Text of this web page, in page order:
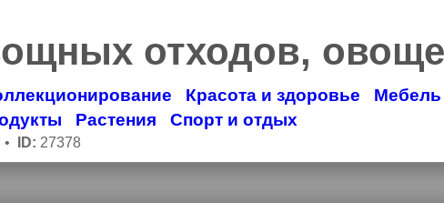
отходов,
Красота и здоровье Мебель
Растения Спорт и отдых
ID: 27378